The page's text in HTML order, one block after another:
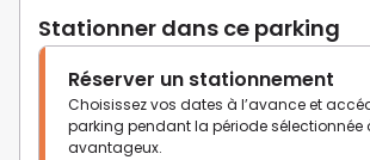
Stationner dans ce parking
Réserver un stationnement
Choisissez vos dates à l’avance et
parking pendant la période sélectionnée
avantageux.